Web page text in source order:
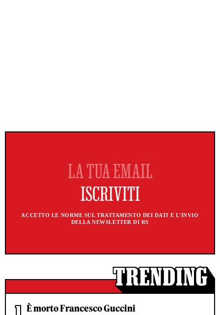
ACCETTO LE NORME SUL TRATTAMENTO DEI DATI E L'INVIO
DELLA NEWSLETTER DI RS
È morto Francesco Guccini